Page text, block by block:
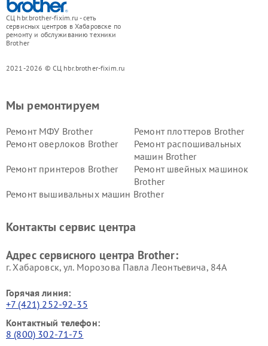
СЦ hbr.brother-fixim.ru - сеть
сервисных центров в Хабаровске по
ремонту и обслуживанию техники
Brother
2021-2026 © СЦ hbr.brother-fixim.ru
Мы ремонтируем
Ремонт МФУ Brother
Ремонт плоттеров Brother
Ремонт оверлоков Brother
Ремонт распошивальных
машин Brother
Ремонт принтеров Brother
Ремонт швейных машинок
Brother
Ремонт вышивальных машин Brother
Контакты сервис центра
Адрес сервисного центра Brother:
г. Хабаровск, ул. Морозова Павла Леонтьевича, 84А
Горячая линия:
+7 (421) 252-92-35
Контактный телефон:
8 (800) 302-71-75